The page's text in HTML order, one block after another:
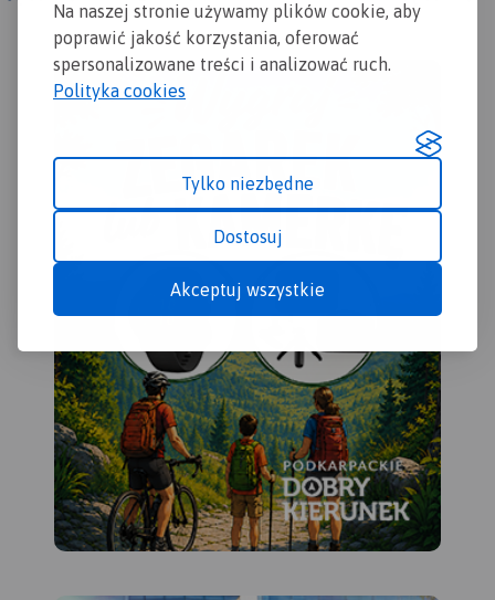
Na naszej stronie używamy plików cookie, aby
poprawić jakość korzystania, oferować
spersonalizowane treści i analizować ruch.
Polityka cookies
Tylko niezbędne
Dostosuj
Akceptuj wszystkie
mogą także mniej
doświadczeni turyści. Obszar
przedstawiony na mapie
zamyka się w granicach:
Świętokrzyski na wschodzie,
Dobrzeszów na zachodzie.
Rok wydania 2023